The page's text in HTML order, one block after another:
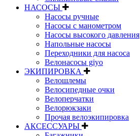
НАСОСЫ
Насосы ручные
Насосы с манометром
Насосы высокого давления
Напольные насосы
Переходники для насоса
Велонасосы giyo
ЭКИПИРОВКА
Велошлемы
Велосипедные очки
Велоперчатки
Велорюкзаки
Прочая велоэкипировка
АКСЕССУАРЫ